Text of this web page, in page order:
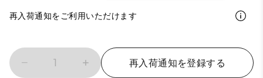
再入荷通知をご利用いただけます
1 再入荷通知を登録する